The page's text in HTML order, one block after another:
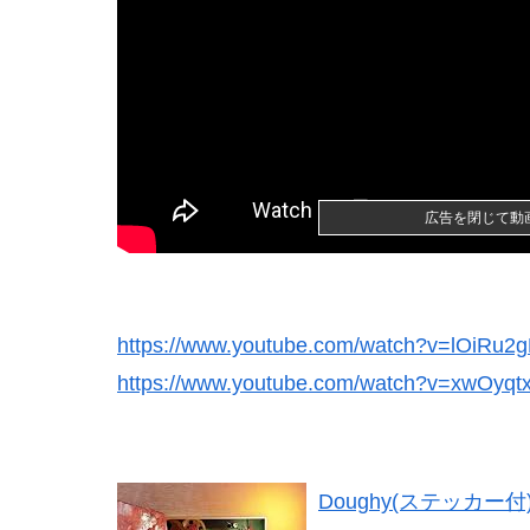
https://www.youtube.com/
https://www.youtube.com/
Doughy(ステッカー付
広告を閉じて動